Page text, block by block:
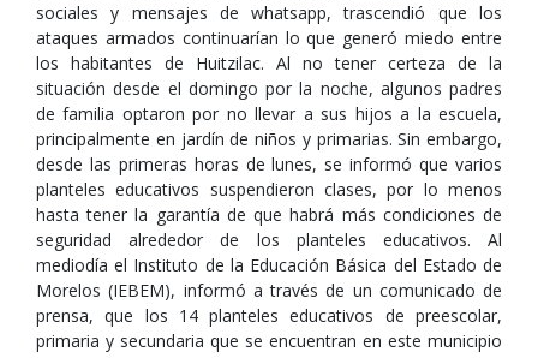
sociales y mensajes de whatsapp, trascendió que los
ataques armados continuarían lo que generó miedo entre
los habitantes de Huitzilac. Al no tener certeza de la
situación desde el domingo por la noche, algunos padres
de familia optaron por no llevar a sus hijos a la escuela,
principalmente en jardín de niños y primarias. Sin embargo,
desde las primeras horas de lunes, se informó que varios
planteles educativos suspendieron clases, por lo menos
hasta tener la garantía de que habrá más condiciones de
seguridad alrededor de los planteles educativos. Al
mediodía el Instituto de la Educación Básica del Estado de
Morelos (IEBEM), informó a través de un comunicado de
prensa, que los 14 planteles educativos de preescolar,
primaria y secundaria que se encuentran en este municipio